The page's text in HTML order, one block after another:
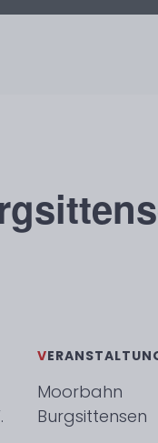
Moorbahn
Burgsittensen